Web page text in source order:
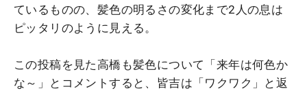
ているものの、髪色の明るさの変化まで2人の息は
ピッタリのように見える。
この投稿を見た高橋も髪色について「来年は何色か
な～」とコメントすると、皆吉は「ワクワク」と返